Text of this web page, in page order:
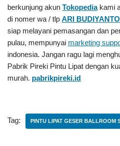
berkunjung akun Tokopediakami
di nomer wa / tlp ARI BUDIYANTO
siap melayani pemasangan dan
pulau, mempunyai marketing
indonesia. Jangan ragu lagi
Pabrik Pireki Pintu Lipat dengan
murah. pabrikpireki.id
Tag: PINTU LIPAT GESER BALLROOM